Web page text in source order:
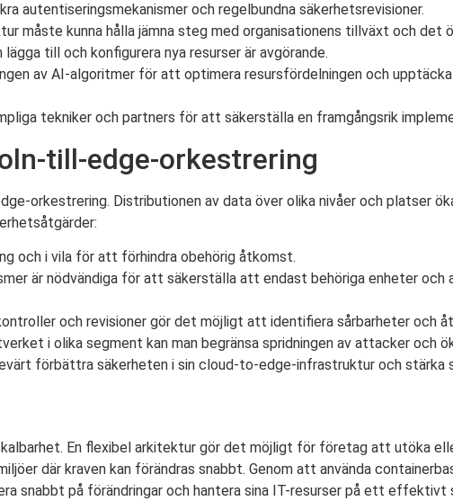
autentiseringsmekanismer och regelbundna säkerhetsrevisioner.
måste kunna hålla jämna steg med organisationens tillväxt och det
till och konfigurera nya resurser är avgörande.
av AI-algoritmer för att optimera resursfördelningen och
tekniker och partners för att säkerställa en framgångsrik
till-edge-orkestrering
orkestrering. Distributionen av data över olika nivåer och platser
och i vila för att förhindra obehörig åtkomst.
är nödvändiga för att säkerställa att endast behöriga enheter och
och revisioner gör det möjligt att identifiera sårbarheter och
i olika segment kan man begränsa spridningen av attacker och
förbättra säkerheten i sin cloud-to-edge-infrastruktur och stärka
En flexibel arkitektur gör det möjligt för företag att utöka
där kraven kan förändras snabbt. Genom att använda
snabbt på förändringar och hantera sina IT-resurser på ett effektivt